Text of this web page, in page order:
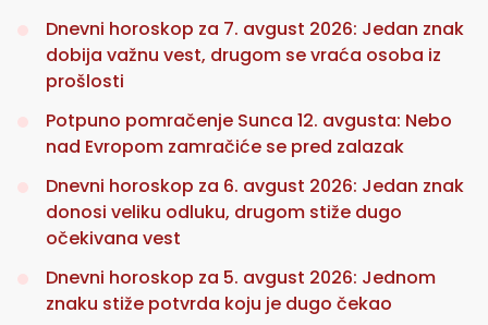
Dnevni horoskop za 7. avgust 2026: Jedan znak
dobija važnu vest, drugom se vraća osoba iz
prošlosti
Potpuno pomračenje Sunca 12. avgusta: Nebo
nad Evropom zamračiće se pred zalazak
Dnevni horoskop za 6. avgust 2026: Jedan znak
donosi veliku odluku, drugom stiže dugo
očekivana vest
Dnevni horoskop za 5. avgust 2026: Jednom
znaku stiže potvrda koju je dugo čekao